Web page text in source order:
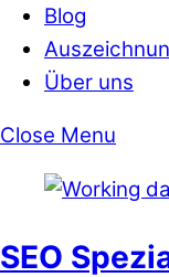
Blog
Über uns
Close Menu
SEO